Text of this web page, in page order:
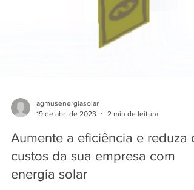
agmusenergiasolar
19 de abr. de 2023